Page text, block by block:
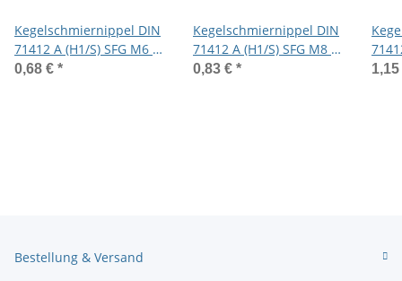
Kegelschmiernippel DIN
71412 A (H1/S) SFG M6 x
1,0 Stahl gelb verzinkt
0,68 € *
Kegelschmiernippel DIN
71412 A (H1/S) SFG M8 x
1,0 Stahl gelb verzinkt
0,83 € *
x
Bestellung & Versand